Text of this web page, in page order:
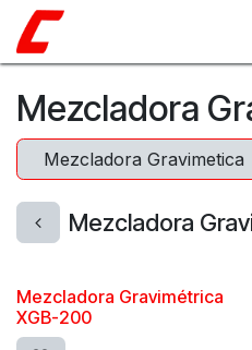
Ir al contenido
Mezcladora
Mezcladora Gravimetica
Mezcladora
Mezcladora Gravimétrica
XGB-200